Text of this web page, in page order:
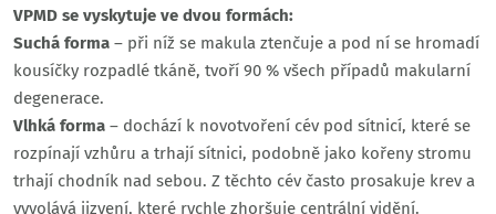
VPMD se vyskytuje ve dvou formách:
Suchá forma – při níž se makula ztenčuje a pod ní se hromadí
kousíčky rozpadlé tkáně, tvoří 90 % všech případů makularní
degenerace.
Vlhká forma – dochází k novotvoření cév pod sítnicí, které se
rozpínají vzhůru a trhají sítnici, podobně jako kořeny stromu
trhají chodník nad sebou. Z těchto cév často prosakuje krev a
vyvolává jizvení, které rychle zhoršuje centrální vidění.